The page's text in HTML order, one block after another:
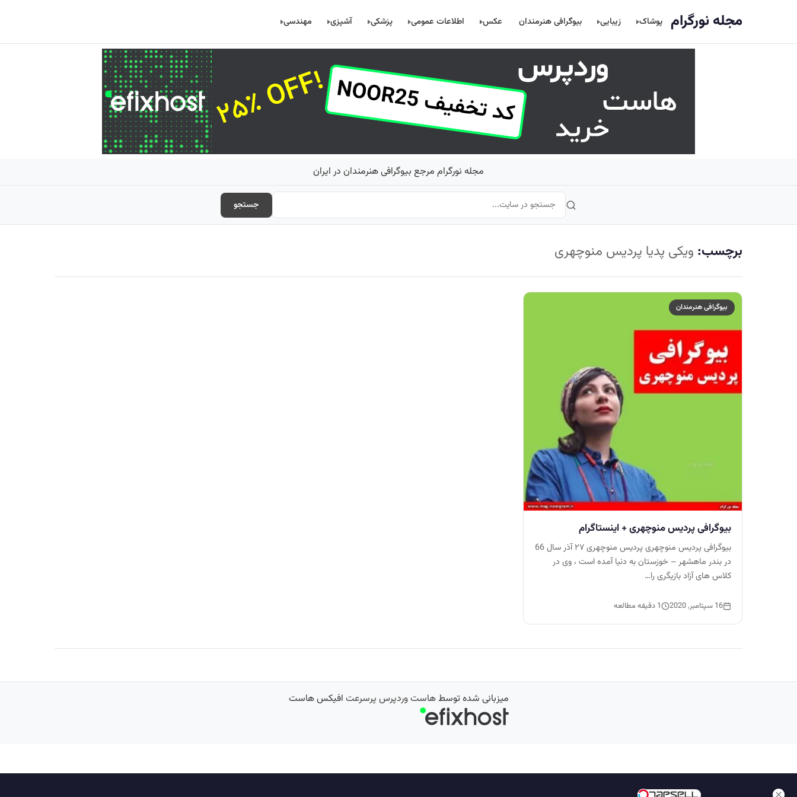
مجله نورگرام پوشاک زیبایی بیوگرافی هنرمندان عکس اطلاعات عمومی پزشکی آشپزی مهندسی
مجله نورگرام مرجع بیوگرافی هنرمندان در ایران
جستجو
برچسب: ویکی پدیا پردیس منوچهری
بیوگرافی هنرمندان
بیوگرافی پردیس منوچهری + اینستاگرام
بیوگرافی پردیس منوچهری پردیس منوچهری ۲۷ آذر سال 66
در بندر ماهشهر – خوزستان به دنیا آمده است ، وی در
کلاس های آزاد بازیگری را…
16 سپتامبر, 2020 1 دقیقه مطالعه
میزبانی شده توسطهاست وردپرس پرسرعت افیکس هاست